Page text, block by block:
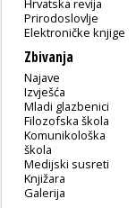
Prirodoslovlje
Elektroničke knjige
Zbivanja
Najave
Izvješća
Mladi glazbenici
Filozofska škola
Komunikološka
škola
Medijski susreti
Knjižara
Galerija